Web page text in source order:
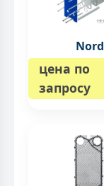
Nord
цена по
запросу